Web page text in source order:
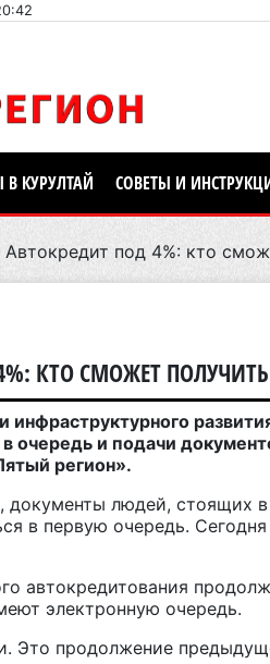
КУРУЛТАЙ СОВЕТЫ И
под 4%: кто
КТО СМОЖЕТ
инфраструктурного
очередь и подачи
регион».
документы людей, стоящих
в первую очередь.
автокредитования
электронную очередь.
Это продолжение